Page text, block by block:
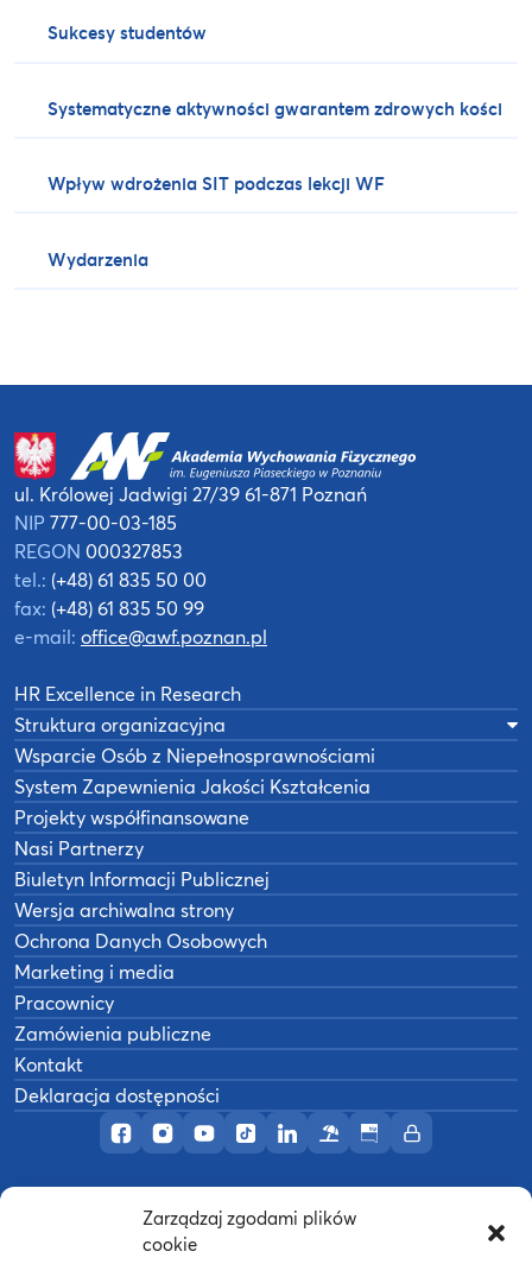
Zarządzaj zgodami plików
cookie
Sukcesy studentów
Systematyczne aktywności gwarantem zdrowych kości
Wpływ wdrożenia SIT podczas lekcji WF
Wydarzenia
Profil AWF Poznań w serwisie Facebook
Profil AWF Poznań w serwisie Instagram
Profil AWF Poznań w serwisie YouTube
Profil AWF Poznań w serwisie
Profil AWF Poznań w
OśrodekBiuletynIntranet
ul. Królowej Jadwigi 27/3961-871 Poznań
NIP 777-00-03-185
REGON 000327853
tel.: (+48) 61 835 50 00
fax: (+48) 61 835 50 99
e-mail: office@awf.poznan.pl
HR Excellence in Research
Struktura organizacyjna
Wsparcie Osób z Niepełnosprawnościami
System Zapewnienia Jakości Kształcenia
Projekty współfinansowane
Nasi Partnerzy
Biuletyn Informacji Publicznej
Wersja archiwalna strony
Ochrona Danych Osobowych
Marketing i media
Pracownicy
Zamówienia publiczne
Kontakt
Deklaracja dostępności
Akademia Wychowania Fizycznego w